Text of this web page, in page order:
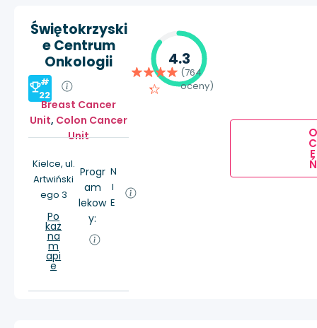
Świętokrzyski
e Centrum
Onkologii
#
22
Breast Cancer
Unit, Colon Cancer
Unit
Kielce, ul.
Artwiński
ego 3
Po
każ
na
m
api
e
Progr
am
lekow
y:
N
I
E
4.3
(764
oceny)
O
C
E
Ń